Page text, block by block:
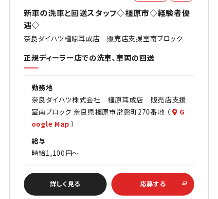
新車の洗車と回送スタッフ◇橿原市◇経験者優
遇◇
奈良ダイハツ橿原耳成店 販売店支援室南ブロック
正規ディーラー店での洗車、車両の回送
勤務地
奈良ダイハツ株式会社 橿原耳成店 販売店支援
室南ブロック 奈良県橿原市常磐町270番地 （
G
oogle Map ）
給与
時給1,100円～
詳しく見る 応募する